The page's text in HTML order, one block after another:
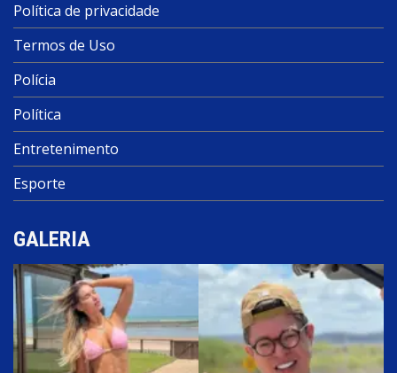
Política de privacidade
Termos de Uso
Polícia
Política
Entretenimento
Esporte
GALERIA